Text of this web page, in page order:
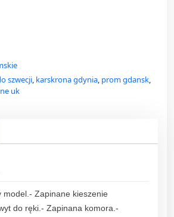
szwecji, karskrona gdynia, prom gdansk,
uk
model.- Zapinane kieszenie
do ręki.- Zapinana komora.-